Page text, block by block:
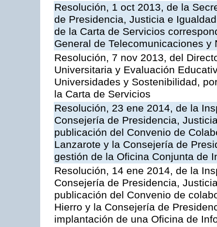
Resolución, 1 oct 2013, de la
de Presidencia, Justicia e
de la Carta de Servicios
General de Telecomunicaciones y
Resolución, 7 nov 2013, del
Universitaria y Evaluación
Universidades y Sostenibilidad,
la Carta de Servicios
Resolución, 23 ene 2014, de la
Consejería de Presidencia,
publicación del Convenio de
Lanzarote y la Consejería de
gestión de la Oficina Conjunta de
Resolución, 14 ene 2014, de la
Consejería de Presidencia,
publicación del Convenio de
Hierro y la Consejería de
implantación de una Oficina de